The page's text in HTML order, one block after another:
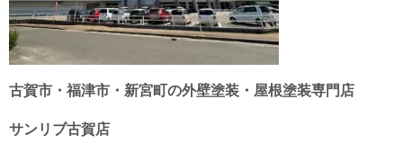
古賀市・福津市・新宮町の外壁塗装・屋根塗装専門店
サンリブ古賀店